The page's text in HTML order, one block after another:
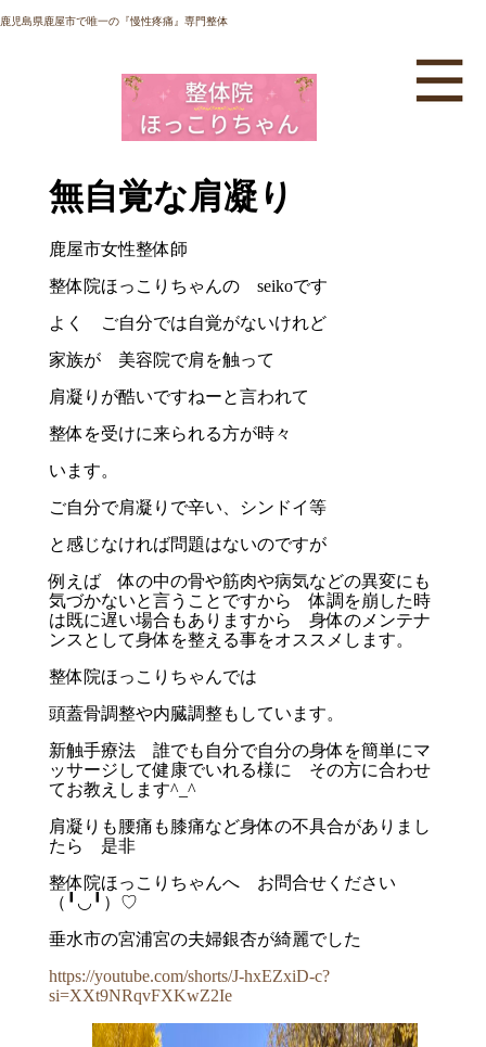
鹿児島県鹿屋市で唯一の『慢性疼痛』専門整体
無自覚な肩凝り
鹿屋市女性整体師
整体院ほっこりちゃんの seikoです
よく ご自分では自覚がないけれど
家族が 美容院で肩を触って
肩凝りが酷いですねーと言われて
整体を受けに来られる方が時々
います。
ご自分で肩凝りで辛い、シンドイ等
と感じなければ問題はないのですが
例えば 体の中の骨や筋肉や病気などの異変にも
気づかないと言うことですから 体調を崩した時
は既に遅い場合もありますから 身体のメンテナ
ンスとして身体を整える事をオススメします。
整体院ほっこりちゃんでは
頭蓋骨調整や内臓調整もしています。
新触手療法 誰でも自分で自分の身体を簡単にマ
ッサージして健康でいれる様に その方に合わせ
てお教えします^_^
肩凝りも腰痛も膝痛など身体の不具合がありまし
たら 是非
整体院ほっこりちゃんへ お問合せください
（╹◡╹）♡
垂水市の宮浦宮の夫婦銀杏が綺麗でした
https://youtube.com/shorts/J-hxEZxiD-c?
si=XXt9NRqvFXKwZ2Ie